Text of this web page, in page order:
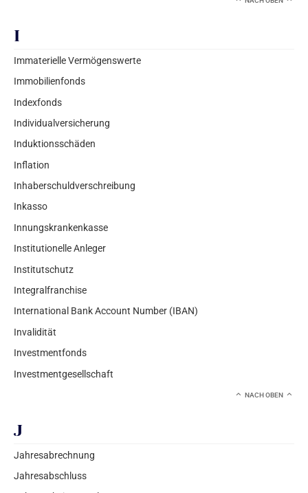
I
Immaterielle Vermögenswerte
Immobilienfonds
Indexfonds
Individualversicherung
Induktionsschäden
Inflation
Inhaberschuldverschreibung
Inkasso
Innungskrankenkasse
Institutionelle Anleger
Institutschutz
Integralfranchise
International Bank Account Number (IBAN)
Invalidität
Investmentfonds
Investmentgesellschaft
NACH OBEN
J
Jahresabrechnung
Jahresabschluss